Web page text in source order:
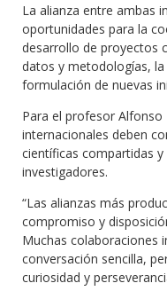
La alianza entre ambas
oportunidades para la
desarrollo de proyectos
datos y metodologías,
formulación de nuevas
Para el profesor Alfonso
internacionales deben
científicas compartidas
investigadores.
“Las alianzas más
compromiso y
Muchas colaboraciones
conversación sencilla,
curiosidad y